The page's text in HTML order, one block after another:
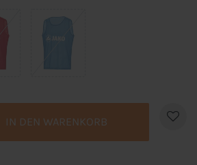
IN DEN WARENKORB